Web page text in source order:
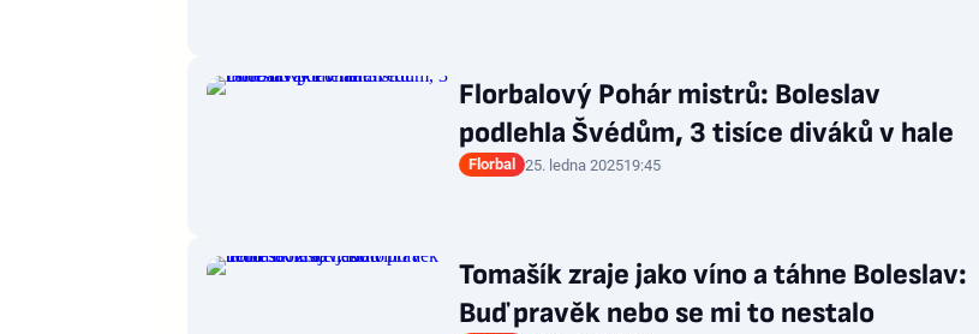
Florbalový Pohár mistrů: Boleslav
podlehla Švédům, 3 tisíce diváků v hale
Florbal 25. ledna 202519:45
Tomašík zraje jako víno a táhne Boleslav:
Buď pravěk nebo se mi to nestalo